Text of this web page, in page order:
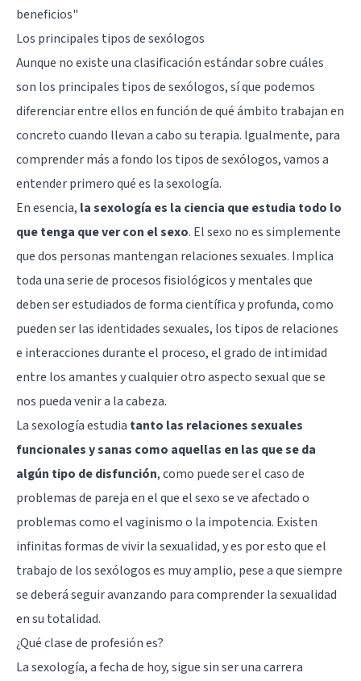
beneficios"
Los principales tipos de sexólogos
Aunque no existe una clasificación estándar sobre cuáles
son los principales tipos de sexólogos, sí que podemos
diferenciar entre ellos en función de qué ámbito trabajan en
concreto cuando llevan a cabo su terapia. Igualmente, para
comprender más a fondo los tipos de sexólogos, vamos a
entender primero qué es la sexología.
En esencia, la sexología es la ciencia que estudia todo lo
que tenga que ver con el sexo. El sexo no es simplemente
que dos personas mantengan relaciones sexuales. Implica
toda una serie de procesos fisiológicos y mentales que
deben ser estudiados de forma científica y profunda, como
pueden ser las identidades sexuales, los tipos de relaciones
e interacciones durante el proceso, el grado de intimidad
entre los amantes y cualquier otro aspecto sexual que se
nos pueda venir a la cabeza.
La sexología estudia tanto las relaciones sexuales
funcionales y sanas como aquellas en las que se da
algún tipo de disfunción, como puede ser el caso de
problemas de pareja en el que el sexo se ve afectado o
problemas como el vaginismo o la impotencia. Existen
infinitas formas de vivir la sexualidad, y es por esto que el
trabajo de los sexólogos es muy amplio, pese a que siempre
se deberá seguir avanzando para comprender la sexualidad
en su totalidad.
¿Qué clase de profesión es?
La sexología, a fecha de hoy, sigue sin ser una carrera